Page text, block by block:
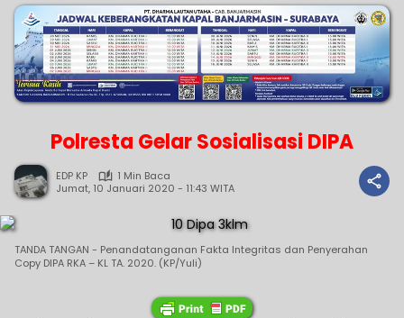
Polresta Gelar Sosialisasi DIPA
EDP KP
1 Min Baca
Jumat, 10 Januari 2020 - 11:43 WITA
TANDA TANGAN - Penandatanganan Fakta Integritas dan Penyerahan
Copy DIPA RKA – KL TA. 2020. (KP/Yuli)